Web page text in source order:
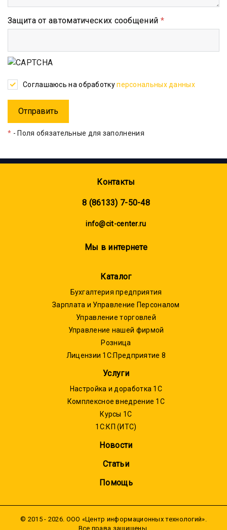
Защита от автоматических сообщений *
Соглашаюсь на обработкуперсональных данных
* - Поля обязательные для заполнения
Контакты
8 (86133) 7-50-48
info@cit-center.ru
Мы в интернете
Каталог
Бухгалтерия предприятия
Зарплата и Управление Персоналом
Управление торговлей
Управление нашей фирмой
Розница
Лицензии 1С:Предприятие 8
Услуги
Настройка и доработка 1С
Комплексное внедрение 1С
Курсы 1С
1С:КП (ИТС)
Новости
Статьи
Помощь
© 2015 - 2026. ООО «Центр информационных технологий».
Все права защищены.